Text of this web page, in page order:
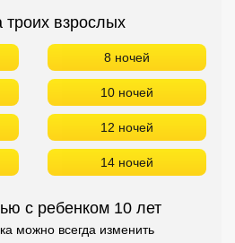
троих взрослых
8 ночей
10 ночей
12 ночей
14 ночей
с ребенком 10 лет
можно всегда изменить